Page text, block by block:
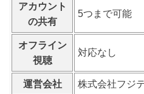
アカウント
の共有
5つまで可能
オフライン
視聴
対応なし
運営会社 株式会社フジ